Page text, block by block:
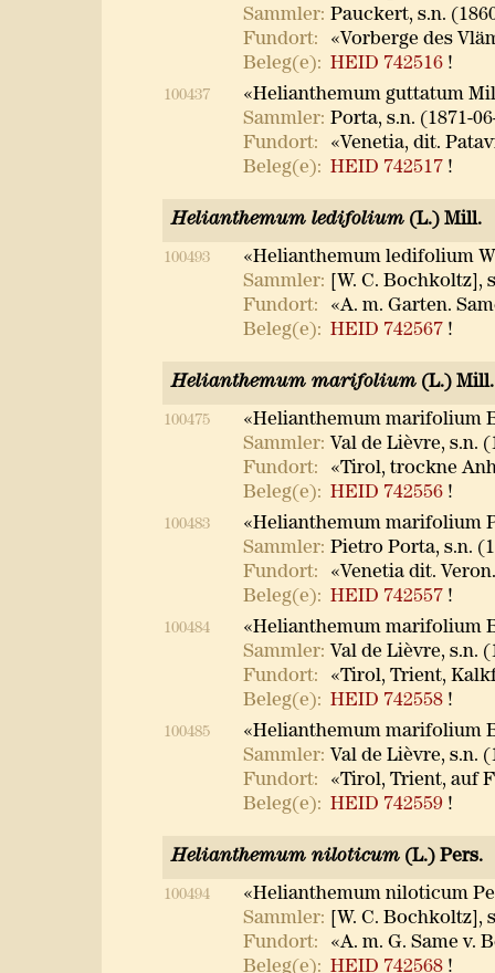
Sammler: Pauckert, s.n.
Fundort:
«Vorberge des
Beleg(e): HEID 742516 !
100437
«Helianthemum guttatum
Sammler: Porta, s.n. (1871-
Fundort:
«Venetia, dit.
Beleg(e): HEID 742517 !
Helianthemum ledifolium (L.) Mill.
100493
«Helianthemum ledifolium
Sammler:
[W. C. Bochkoltz],
Fundort:
«A. m. Garten.
Beleg(e): HEID 742567 !
Helianthemum marifolium (L.) Mill.
100475
«Helianthemum marifolium
Sammler: Val de Lièvre, s.n.
Fundort:
«Tirol, trockne
Beleg(e): HEID 742556 !
100483
«Helianthemum marifolium
Sammler: Pietro Porta, s.n.
Fundort:
«Venetia dit.
Beleg(e): HEID 742557 !
100484
«Helianthemum marifolium
Sammler: Val de Lièvre, s.n.
Fundort:
«Tirol, Trient,
Beleg(e): HEID 742558 !
100485
«Helianthemum marifolium
Sammler: Val de Lièvre, s.n.
Fundort:
«Tirol, Trient, auf
Beleg(e): HEID 742559 !
Helianthemum niloticum (L.) Pers.
100494
«Helianthemum niloticum
Sammler:
[W. C. Bochkoltz],
Fundort:
«A. m. G. Same v.
Beleg(e): HEID 742568 !